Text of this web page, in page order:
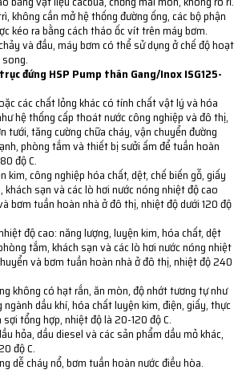
không cần mở hệ thống đường ống, các bộ phận
kéo ra bằng cách tháo ốc vít trên máy bơm.
và đầu, máy bơm có thể sử dụng ở chế độ hoạt
đứng HSP Pump thân Gang/Inox ISG125-
các chất lỏng khác có tính chất vật lý và hóa
hệ thống cấp thoát nước công nghiệp và đô thị,
tưới, tăng cường chữa cháy, vận chuyển đường
phòng tắm và thiết bị sưởi ấm để tuần hoàn
độ C.
kim, công nghiệp hóa chất, dệt, chế biến gỗ, giấy
sạn và các lò hơi nước nóng nhiệt độ cao
bơm tuần hoàn nhà ở đô thị, nhiệt độ dưới 120 độ
độ cao: năng lượng, luyện kim, hóa chất, dệt
tắm, khách sạn và các lò hơi nước nóng nhiệt
và bơm tuần hoàn nhà ở đô thị, nhiệt độ 240
không có hạt rắn, ăn mòn, độ nhớt tương tự như
dầu khí, hóa chất luyện kim, điện, giấy, thực
tổng hợp, nhiệt độ là 20-120 độ C.
hỏa, dầu diesel và các sản phẩm dầu mỏ khác,
độ C.
dễ cháy nổ, bơm tuần hoàn nước điều hòa.